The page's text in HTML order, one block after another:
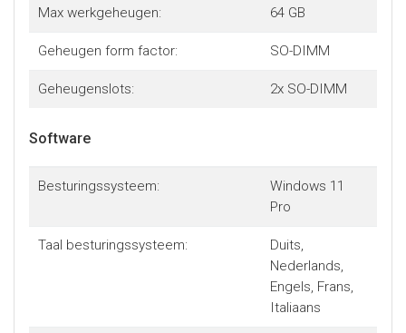
Max werkgeheugen: 64 GB
Geheugen form factor: SO-DIMM
Geheugenslots: 2x SO-DIMM
Software
Besturingssysteem:
Windows 11
Pro
Taal besturingssysteem:
Duits,
Nederlands,
Engels, Frans,
Italiaans